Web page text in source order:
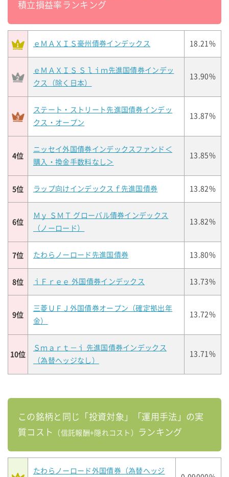
積立損益率ランキング
ｅＭＡＸＩＳ豪州債券インデックス 18.21%
ｅＭＡＸＩＳ Ｓｌｉｍ先進国債券インデッ
クス（除く日本）
13.90%
ステート・ストリート先進国債券インデッ
クス・オープン
13.87%
4位
ニッセイ外国債券インデックスファンド＜
購入・換金手数料なし＞
13.85%
5位 ラップ向けインデックスｆ先進国債券 13.82%
6位
Ｍｙ ＳＭＴ グローバル債券インデックス
（ノーロード）
13.82%
7位 たわらノーロード先進国債券 13.80%
8位 ｉＦｒｅｅ 外国債券インデックス 13.73%
9位
三菱ＵＦＪ外国債券オープン（確定拠出年
金）
13.72%
10位
Ｓｍａｒｔ－ｉ 先進国債券インデックス
（為替ヘッジなし）
13.71%
この銘柄と同じ「投資対象」「運用手法」の実
質コスト
（信託報酬+隠れコスト） ランキング
たわらノーロード外国債券（為替ヘッジ